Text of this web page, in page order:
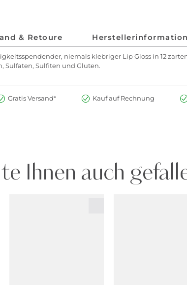
& Retoure
niemals klebriger Lip Gloss in 12
Sulfaten, Sulfiten und Gluten.
Gratis Versand* Kauf auf Rechnung
Ihnen auch